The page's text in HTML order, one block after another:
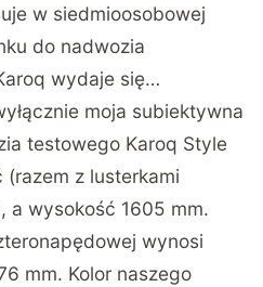
w siedmioosobowej
do nadwozia
wydaje się…
moja subiektywna
testowego Karoq Style
z lusterkami
a wysokość 1605 mm.
wynosi
mm. Kolor naszego